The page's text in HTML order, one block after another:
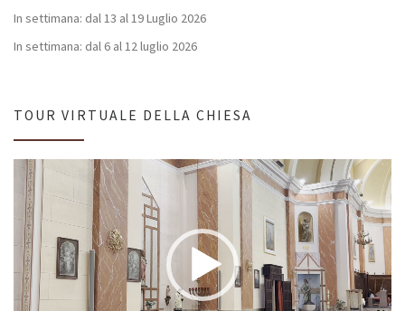
In settimana: dal 13 al 19 Luglio 2026
In settimana: dal 6 al 12 luglio 2026
TOUR VIRTUALE DELLA CHIESA
Video
Player